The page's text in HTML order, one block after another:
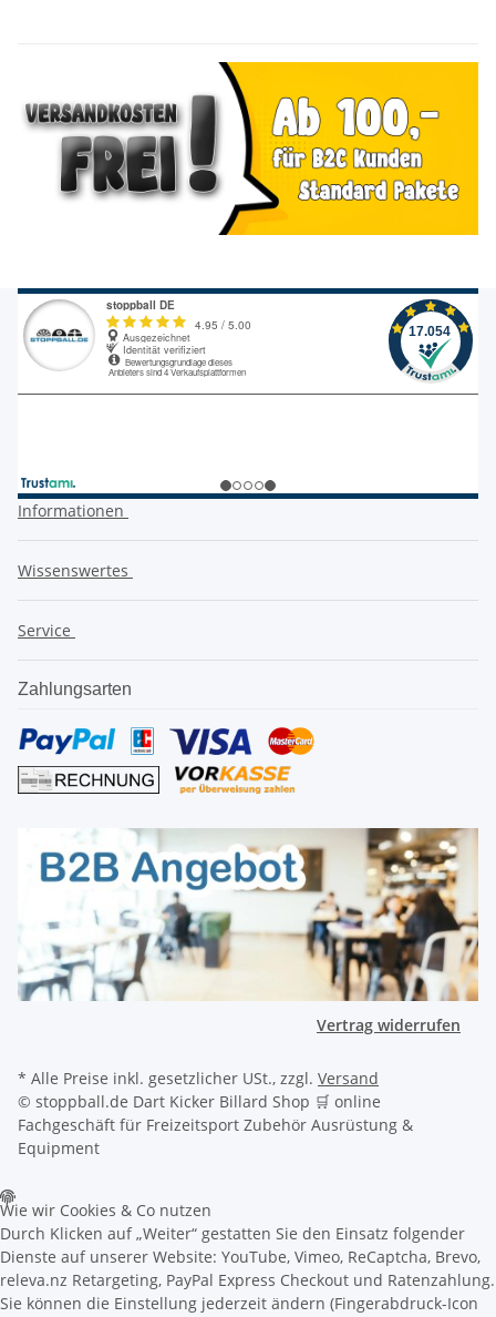
Informationen
Wissenswertes
Service
Zahlungsarten
Vertrag widerrufen
* Alle Preise inkl. gesetzlicher USt., zzgl. Versand
© stoppball.de Dart Kicker Billard Shop 🛒 online
Fachgeschäft für Freizeitsport Zubehör Ausrüstung &
Equipment
Wie wir Cookies & Co nutzen
Durch Klicken auf „Weiter“ gestatten Sie den Einsatz folgender
Dienste auf unserer Website: YouTube, Vimeo, ReCaptcha, Brevo,
releva.nz Retargeting, PayPal Express Checkout und Ratenzahlung.
Sie können die Einstellung jederzeit ändern (Fingerabdruck-Icon